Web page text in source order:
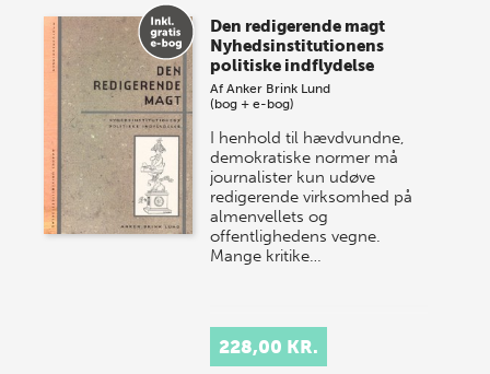
Den redigerende magt
Nyhedsinstitutionens
politiske indflydelse
AfAnker Brink Lund
(bog + e-bog)
I henhold til hævdvundne,
demokratiske normer må
journalister kun udøve
redigerende virksomhed på
almenvellets og
offentlighedens vegne.
Mange kritike…
228,00 KR.